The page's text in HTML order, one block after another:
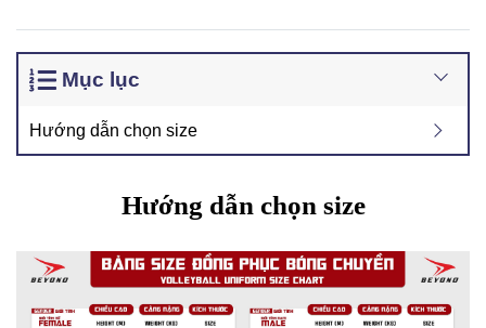
Mục lục
Hướng dẫn chọn size
Hướng dẫn chọn size